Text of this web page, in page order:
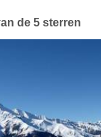
de 5 sterren